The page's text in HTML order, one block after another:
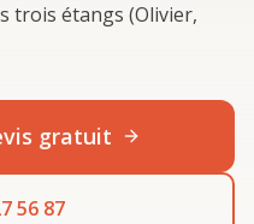
trois étangs (Olivier,
gratuit
56 87